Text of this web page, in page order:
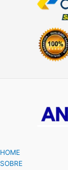
HOME
SOBRE